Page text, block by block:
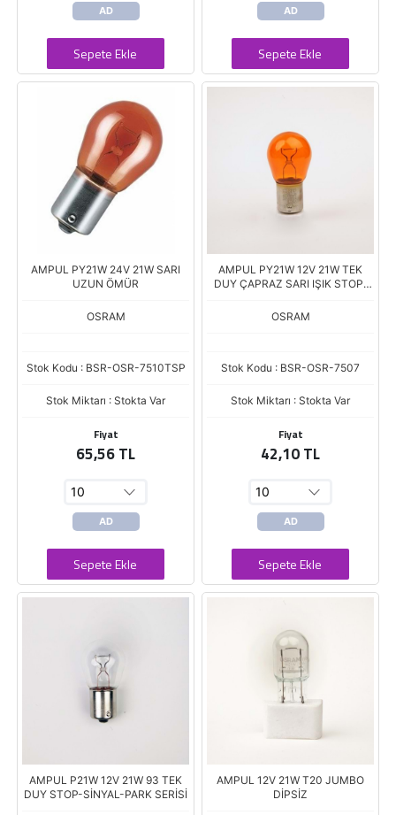
AD
Sepete Ekle
AD
Sepete Ekle
AMPUL PY21W 24V 21W SARI
UZUN ÖMÜR
OSRAM
Stok Kodu : BSR-OSR-7510TSP
Stok Miktarı : Stokta Var
Fiyat
65,56 TL
AD
Sepete Ekle
AMPUL PY21W 12V 21W TEK
DUY ÇAPRAZ SARI IŞIK STOP-
OSRAM
Stok Kodu : BSR-OSR-7507
Stok Miktarı : Stokta Var
Fiyat
42,10 TL
AD
Sepete Ekle
AMPUL P21W 12V 21W 93 TEK
DUY STOP-SİNYAL-PARK SERİSİ
AMPUL 12V 21W T20 JUMBO
DİPSİZ